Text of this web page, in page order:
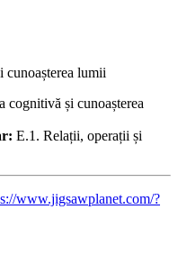
cunoașterea lumii
cognitivă și cunoașterea
E.1. Relații, operații și
www.jigsawplanet.com/?